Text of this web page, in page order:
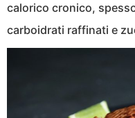
calorico cronico,
carboidrati raffinati e